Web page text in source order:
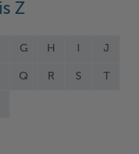
Z
G H I J
Q R S